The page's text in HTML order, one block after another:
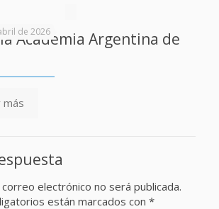
de 2026
Academia Argentina de
más
electrónico no será publicada.
están marcados con *